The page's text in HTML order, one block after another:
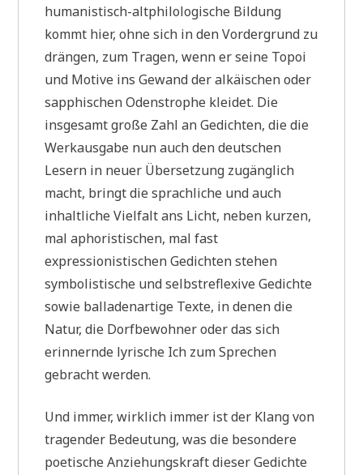
humanistisch-altphilologische Bildung
kommt hier, ohne sich in den Vordergrund zu
drängen, zum Tragen, wenn er seine Topoi
und Motive ins Gewand der alkäischen oder
sapphischen Odenstrophe kleidet. Die
insgesamt große Zahl an Gedichten, die die
Werkausgabe nun auch den deutschen
Lesern in neuer Übersetzung zugänglich
macht, bringt die sprachliche und auch
inhaltliche Vielfalt ans Licht, neben kurzen,
mal aphoristischen, mal fast
expressionistischen Gedichten stehen
symbolistische und selbstreflexive Gedichte
sowie balladenartige Texte, in denen die
Natur, die Dorfbewohner oder das sich
erinnernde lyrische Ich zum Sprechen
gebracht werden.
Und immer, wirklich immer ist der Klang von
tragender Bedeutung, was die besondere
poetische Anziehungskraft dieser Gedichte